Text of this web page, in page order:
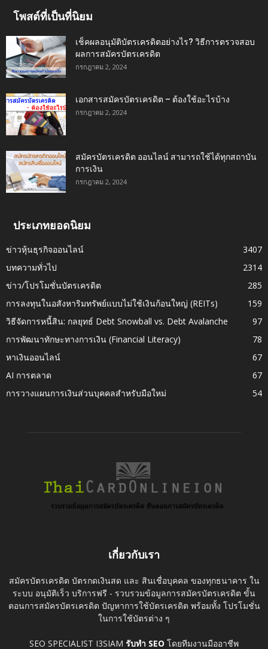
โพสต์ที่เป็นที่นิยม
เช็คผลอนุมัติบัตรเครดิตอย่างไร? วิธีการตรวจสอบ
ผลการสมัครบัตรเครดิต
กรกฎาคม 2, 2024
เอกสารสมัครบัตรเครดิต – ต้องใช้อะไรบ้าง
กรกฎาคม 2, 2024
สมัครบัตรเครดิต ออนไลน์ สามารถใช้ได้ทุกสถาบัน
การเงิน
กรกฎาคม 2, 2024
ประเภทยอดนิยม
ข่าวหุ้นธุรกิจออนไลน์
3407
บทความทั่วไป
2314
ข่าว/โปรโมชั่นบัตรเครดิต
285
การลงทุนในอสังหาริมทรัพย์แบบไม่ใช้เงินก้อนใหญ่ (REITs)
159
วิธีจัดการหนี้สิน: กลยุทธ์ Debt Snowball vs. Debt Avalanche
97
การพัฒนาทักษะทางการเงิน (Financial Literacy)
78
หาเงินออนไลน์
67
AI การตลาด
67
การวางแผนการเงินส่วนบุคคลสำหรับมือใหม่
54
เกี่ยวกับเรา
สมัครบัตรเครดิต บัตรกดเงินสด และ สินเชื่อบุคคล ของทุกธนาคาร ใน
ระบบ อนุมัติเร็ว บริการฟรี - รวบรวมข้อมูลการสมัครบัตรเครดิต ขั้น
ตอนการสมัครบัตรเครดิต ปัญหาการใช้บัตรเครดิต พร้อมทั้ง โปรโมชั่น
ในการใช้บัตรต่าง ๆ
SEO SPECIALIST I3SIAM รับทำ SEO โดยทีมงานมืออาชีพ